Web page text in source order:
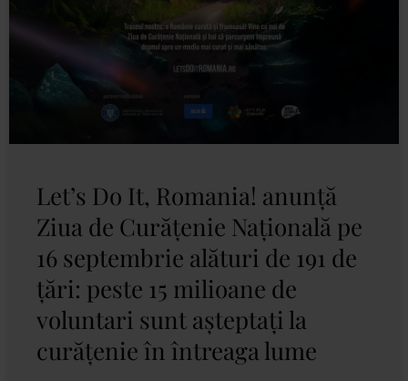
Let’s Do It, Romania! anunță
Ziua de Curățenie Națională pe
16 septembrie alături de 191 de
țări: peste 15 milioane de
voluntari sunt așteptați la
curățenie în întreaga lume